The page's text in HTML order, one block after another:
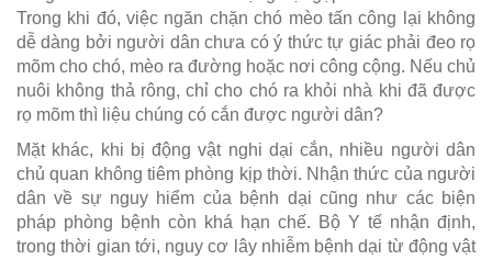
Trong khi đó, việc ngăn chặn chó mèo tấn công lại không
dễ dàng bởi người dân chưa có ý thức tự giác phải đeo rọ
mõm cho chó, mèo ra đường hoặc nơi công cộng. Nếu chủ
nuôi không thả rông, chỉ cho chó ra khỏi nhà khi đã được
rọ mõm thì liệu chúng có cắn được người dân?
Mặt khác, khi bị động vật nghi dại cắn, nhiều người dân
chủ quan không tiêm phòng kịp thời. Nhận thức của người
dân về sự nguy hiểm của bệnh dại cũng như các biện
pháp phòng bệnh còn khá hạn chế. Bộ Y tế nhận định,
trong thời gian tới, nguy cơ lây nhiễm bệnh dại từ động vật